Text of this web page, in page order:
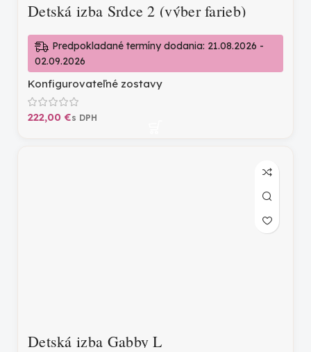
Detská izba Srdce 2 (výber farieb)
Predpokladané termíny dodania: 21.08.2026 -
02.09.2026
Konfigurovateľné zostavy
€
Detská izba Gabby L